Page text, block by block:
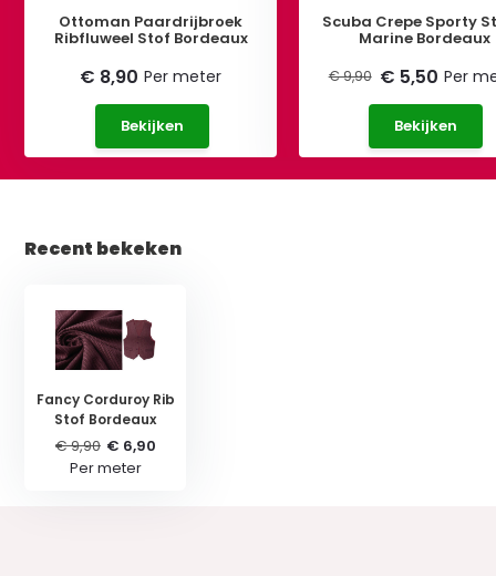
Ottoman Paardrijbroek
Ribfluweel Stof Bordeaux
€ 8,90 Per meter
Bekijken
Scuba Crepe Sporty
Marine Bordeaux
€ 9,90 € 5,50 Per
Bekijken
Recent bekeken
Fancy Corduroy Rib
Stof Bordeaux
€ 9,90 € 6,90
Per meter